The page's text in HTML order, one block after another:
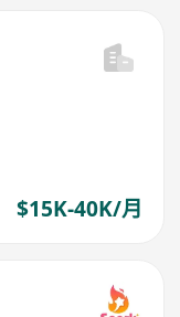
$15K-40K/月